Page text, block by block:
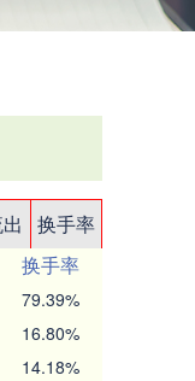
换手率
换手率
79.39%
16.80%
14.18%